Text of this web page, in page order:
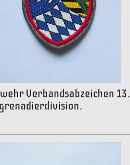
Verbandsabzeichen 13.